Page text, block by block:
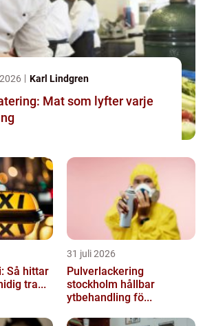
Karl Lindgren
Mat som lyfter varje
Så hittar
tra...
31 juli 2026
Pulverlackering
stockholm hållbar
ytbehandling fö...